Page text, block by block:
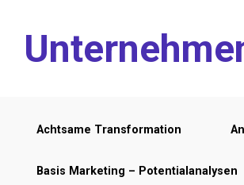
Achtsame Transformation
Basis Marketing – Potentialanalysen